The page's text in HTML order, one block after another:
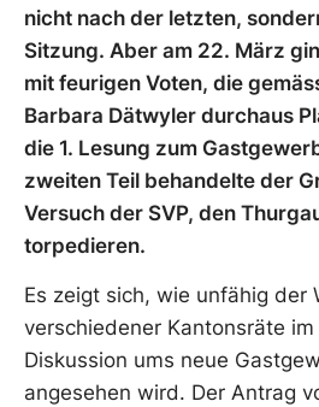
nicht nach der letzten,
Sitzung. Aber am 22. März
mit feurigen Voten, die
Barbara Dätwyler durchaus
die 1. Lesung zum
zweiten Teil behandelte der
Versuch der SVP, den
torpedieren.
Es zeigt sich, wie unfähig der
verschiedener Kantonsräte
Diskussion ums neue
angesehen wird. Der Antrag